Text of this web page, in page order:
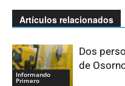
Artículos relacionados
Informando
Primero
Dos
de